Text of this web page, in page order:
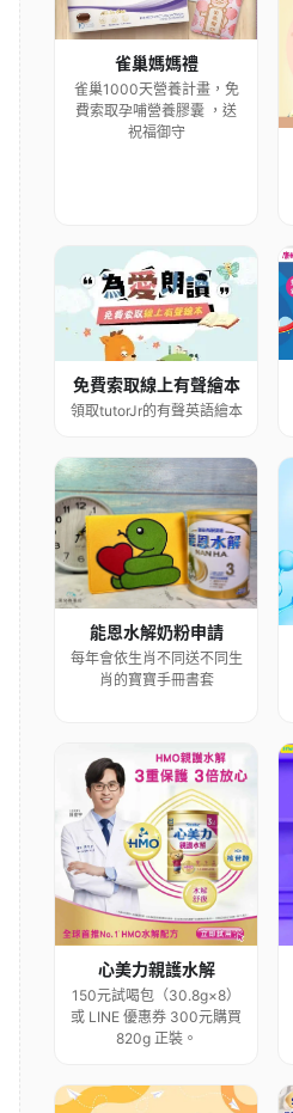
雀巢媽媽禮
雀巢1000天營養計畫，免
費索取孕哺營養膠囊 ，送
祝福御守
免費索取線上有聲繪本
領取tutorJr的有聲英語繪本
能恩水解奶粉申請
每年會依生肖不同送不同生
肖的寶寶手冊書套
心美力親護水解
150元試喝包（30.8g×8）
或 LINE 優惠券 300元購買
820g 正裝。